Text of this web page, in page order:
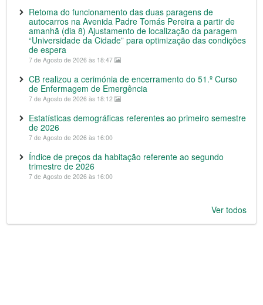
Retoma do funcionamento das duas paragens de
autocarros na Avenida Padre Tomás Pereira a partir de
amanhã (dia 8) Ajustamento de localização da paragem
“Universidade da Cidade” para optimização das condições
de espera
7 de Agosto de 2026 às 18:47
CB realizou a cerimónia de encerramento do 51.º Curso
de Enfermagem de Emergência
7 de Agosto de 2026 às 18:12
Estatísticas demográficas referentes ao primeiro semestre
de 2026
7 de Agosto de 2026 às 16:00
Índice de preços da habitação referente ao segundo
trimestre de 2026
7 de Agosto de 2026 às 16:00
Ver todos